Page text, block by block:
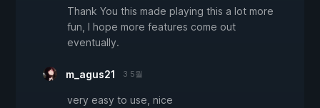
Thank You this made playing this a lot more
fun, I hope more features come out
eventually.
m_agus21 3 5월
very easy to use, nice